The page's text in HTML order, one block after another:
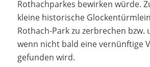
Rothachparkes bewirken würde.
kleine historische
Rothach-Park zu zerbrechen bzw.
wenn nicht bald eine vernünftige
gefunden wird.